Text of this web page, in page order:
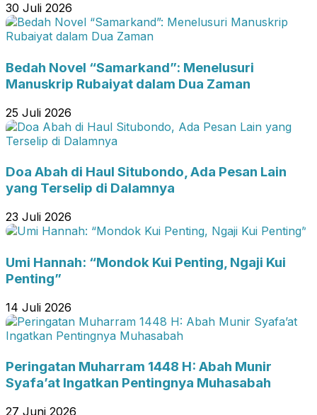
30 Juli 2026
Bedah Novel “Samarkand”: Menelusuri
Manuskrip Rubaiyat dalam Dua Zaman
25 Juli 2026
Doa Abah di Haul Situbondo, Ada Pesan Lain
yang Terselip di Dalamnya
23 Juli 2026
Umi Hannah: “Mondok Kui Penting, Ngaji Kui
Penting”
14 Juli 2026
Peringatan Muharram 1448 H: Abah Munir
Syafa’at Ingatkan Pentingnya Muhasabah
27 Juni 2026